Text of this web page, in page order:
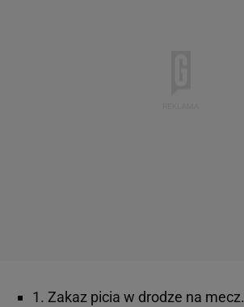
1. Zakaz picia w drodze na mecz.